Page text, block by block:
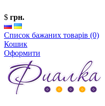
$ грн.
Список бажаних товарів (0)
Кошик
Оформити